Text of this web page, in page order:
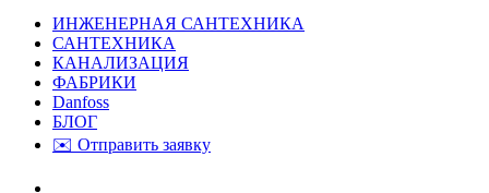
ИНЖЕНЕРНАЯ САНТЕХНИКА
САНТЕХНИКА
КАНАЛИЗАЦИЯ
ФАБРИКИ
Danfoss
БЛОГ
✉️ Отправить заявку